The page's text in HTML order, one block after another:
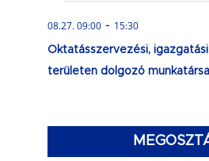
08.27. 09:00 - 15:30
Oktatásszervezési,
területen dolgozó